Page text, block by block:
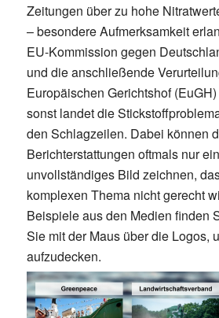
Zeitungen über zu hohe
– besondere Aufmerksamkeit
EU-Kommission gegen
und die anschließende
Europäischen Gerichtshof
sonst landet die
den Schlagzeilen. Dabei können
Berichterstattungen oftmals nur
unvollständiges Bild zeichnen,
komplexen Thema nicht gerecht
Beispiele aus den Medien finden
Sie mit der Maus über die Logos,
aufzudecken.